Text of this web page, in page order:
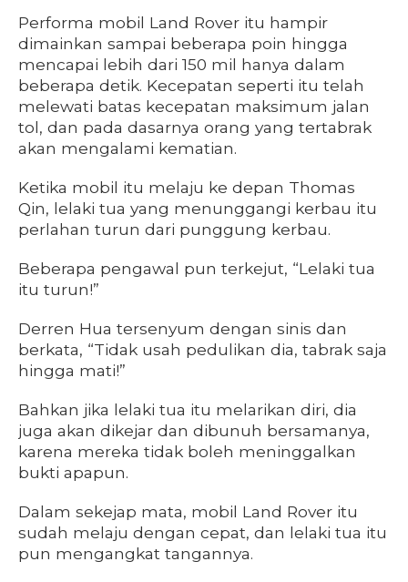
Performa mobil Land Rover itu hampir
dimainkan sampai beberapa poin hingga
mencapai lebih dari 150 mil hanya dalam
beberapa detik. Kecepatan seperti itu telah
melewati batas kecepatan maksimum jalan
tol, dan pada dasarnya orang yang tertabrak
akan mengalami kematian.
Ketika mobil itu melaju ke depan Thomas
Qin, lelaki tua yang menunggangi kerbau itu
perlahan turun dari punggung kerbau.
Beberapa pengawal pun terkejut, “Lelaki tua
itu turun!”
Derren Hua tersenyum dengan sinis dan
berkata, “Tidak usah pedulikan dia, tabrak saja
hingga mati!”
Bahkan jika lelaki tua itu melarikan diri, dia
juga akan dikejar dan dibunuh bersamanya,
karena mereka tidak boleh meninggalkan
bukti apapun.
Dalam sekejap mata, mobil Land Rover itu
sudah melaju dengan cepat, dan lelaki tua itu
pun mengangkat tangannya.